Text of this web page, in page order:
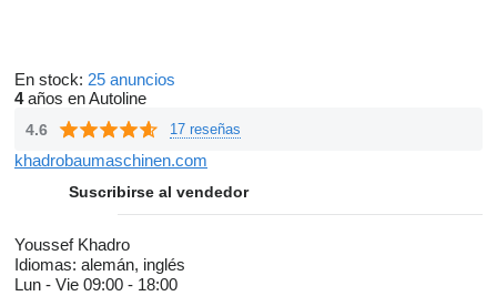
En stock: 25 anuncios
4años en Autoline
4.6 17 reseñas
khadrobaumaschinen.com
Suscribirse al vendedor
Youssef Khadro
Idiomas: alemán, inglés
Lun - Vie 09:00 - 18:00